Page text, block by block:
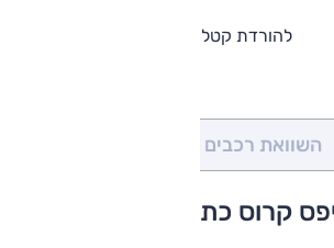
להורדת קטלוג מיצובישי אקליפס קרוס
השוואת רכבים
קרוס כתבות ומבחני דרכים